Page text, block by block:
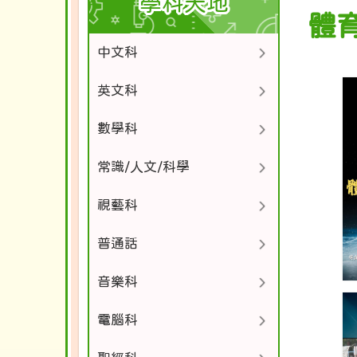
體
中文科
英文科
數學科
常識/人文/科學
視藝科
普通話
音樂科
電腦科